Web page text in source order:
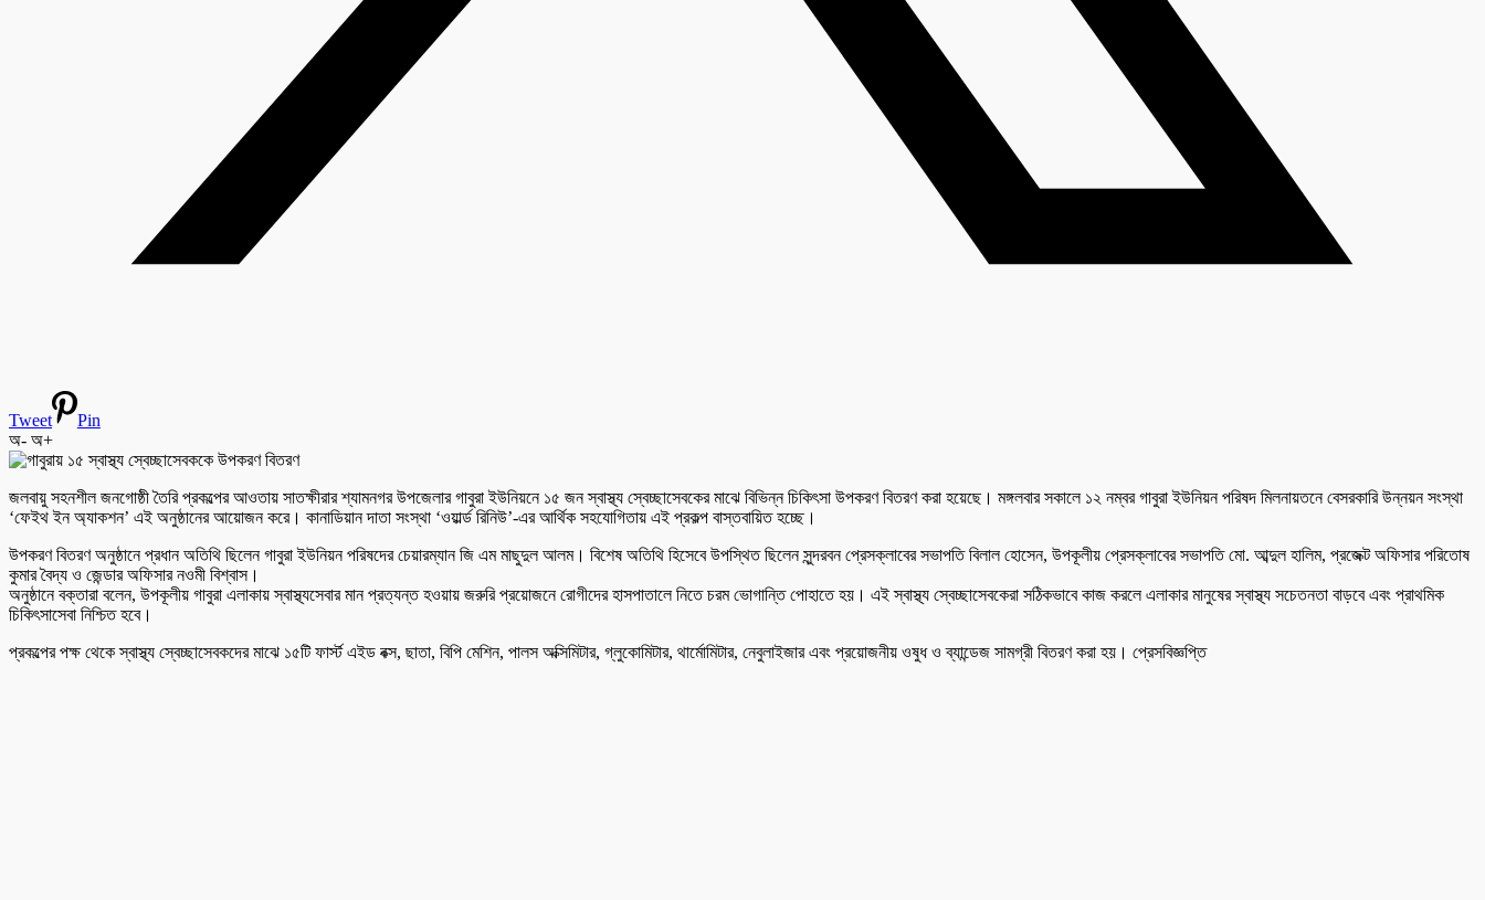
Tweet
Pin
অ- অ+
জলবায়ু সহনশীল জনগোষ্ঠী তৈরি প্রকল্পের আওতায় সাতক্ষীরার শ্যামনগর উপজেলার গাবুরা ইউনিয়নে ১৫ জন স্বাস্থ্য স্বেচ্ছাসেবকের মাঝে বিভিন্ন চিকিৎসা উপকরণ বিতরণ করা হয়েছে। মঙ্গলবার সকালে ১২ নম্বর গাবুরা ইউনিয়ন পরিষদ মিলনায়তনে বেসরকারি উন্নয়ন সংস্থা
‘ফেইথ ইন অ্যাকশন’ এই অনুষ্ঠানের আয়োজন করে। কানাডিয়ান দাতা সংস্থা ‘ওয়ার্ল্ড রিনিউ’-এর আর্থিক সহযোগিতায় এই প্রকল্প বাস্তবায়িত হচ্ছে।
উপকরণ বিতরণ অনুষ্ঠানে প্রধান অতিথি ছিলেন গাবুরা ইউনিয়ন পরিষদের চেয়ারম্যান জি এম মাছুদুল আলম। বিশেষ অতিথি হিসেবে উপস্থিত ছিলেন সুন্দরবন প্রেসক্লাবের সভাপতি বিলাল হোসেন, উপকূলীয় প্রেসক্লাবের সভাপতি মো. আব্দুল হালিম, প্রজেক্ট অফিসার পরিতোষ
কুমার বৈদ্য ও জেন্ডার অফিসার নওমী বিশ্বাস।
অনুষ্ঠানে বক্তারা বলেন, উপকূলীয় গাবুরা এলাকায় স্বাস্থ্যসেবার মান প্রত্যন্ত হওয়ায় জরুরি প্রয়োজনে রোগীদের হাসপাতালে নিতে চরম ভোগান্তি পোহাতে হয়। এই স্বাস্থ্য স্বেচ্ছাসেবকেরা সঠিকভাবে কাজ করলে এলাকার মানুষের স্বাস্থ্য সচেতনতা বাড়বে এবং প্রাথমিক
চিকিৎসাসেবা নিশ্চিত হবে।
প্রকল্পের পক্ষ থেকে স্বাস্থ্য স্বেচ্ছাসেবকদের মাঝে ১৫টি ফার্স্ট এইড বক্স, ছাতা, বিপি মেশিন, পালস অক্সিমিটার, গ্লুকোমিটার, থার্মোমিটার, নেবুলাইজার এবং প্রয়োজনীয় ওষুধ ও ব্যান্ডেজ সামগ্রী বিতরণ করা হয়। প্রেসবিজ্ঞপ্তি